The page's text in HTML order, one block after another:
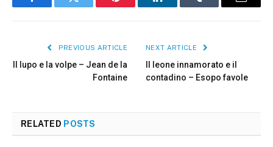
FacebookTwitter Pinterest LinkedInTumblr Email
PREVIOUS ARTICLE
Il lupo e la volpe – Jean de la
Fontaine
NEXT ARTICLE
Il leone innamorato e il
contadino – Esopo favole
RELATED POSTS